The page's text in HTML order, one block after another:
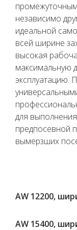
независимо
идеальной
всей ширине
высокая
максимальную
эксплуатацию.
для
предпосевной
вымерзших
AW 12200,
AW 15400,